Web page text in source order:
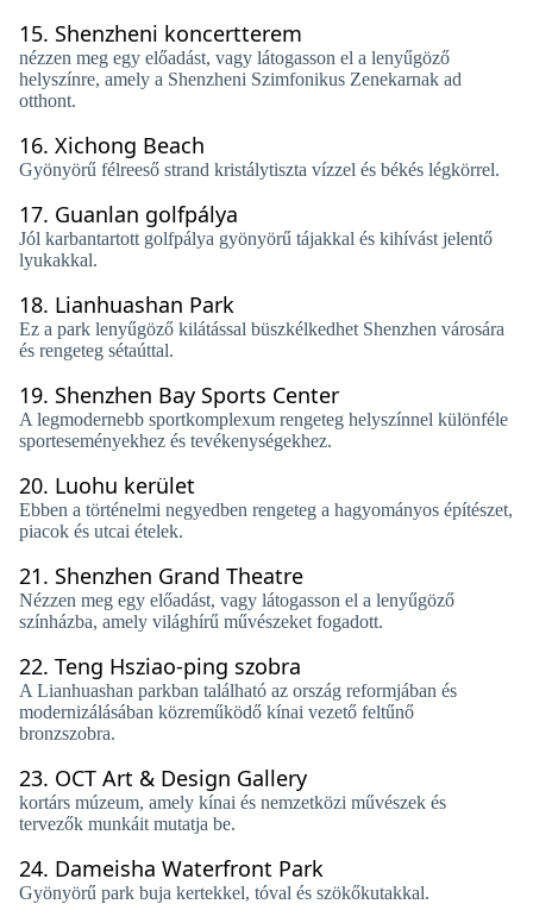
15. Shenzheni koncertterem
nézzen meg egy előadást, vagy látogasson el a lenyűgöző
helyszínre, amely a Shenzheni Szimfonikus Zenekarnak ad
otthont.
16. Xichong Beach
Gyönyörű félreeső strand kristálytiszta vízzel és békés légkörrel.
17. Guanlan golfpálya
Jól karbantartott golfpálya gyönyörű tájakkal és kihívást jelentő
lyukakkal.
18. Lianhuashan Park
Ez a park lenyűgöző kilátással büszkélkedhet Shenzhen városára
és rengeteg sétaúttal.
19. Shenzhen Bay Sports Center
A legmodernebb sportkomplexum rengeteg helyszínnel különféle
sporteseményekhez és tevékenységekhez.
20. Luohu kerület
Ebben a történelmi negyedben rengeteg a hagyományos építészet,
piacok és utcai ételek.
21. Shenzhen Grand Theatre
Nézzen meg egy előadást, vagy látogasson el a lenyűgöző
színházba, amely világhírű művészeket fogadott.
22. Teng Hsziao-ping szobra
A Lianhuashan parkban található az ország reformjában és
modernizálásában közreműködő kínai vezető feltűnő
bronzszobra.
23. OCT Art & Design Gallery
kortárs múzeum, amely kínai és nemzetközi művészek és
tervezők munkáit mutatja be.
24. Dameisha Waterfront Park
Gyönyörű park buja kertekkel, tóval és szökőkutakkal.